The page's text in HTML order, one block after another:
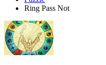
Ring Pass Not